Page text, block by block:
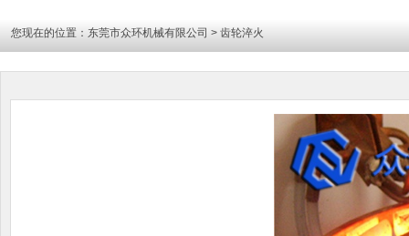
您现在的位置： 东莞市众环机械有限公司 > 齿轮淬火